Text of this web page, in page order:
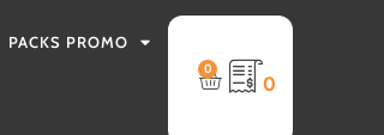
PACKS PROMO
0
0